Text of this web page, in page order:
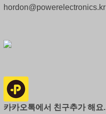
hordon@powerelectronics.kr
카카오톡에서 친구추가 해요.